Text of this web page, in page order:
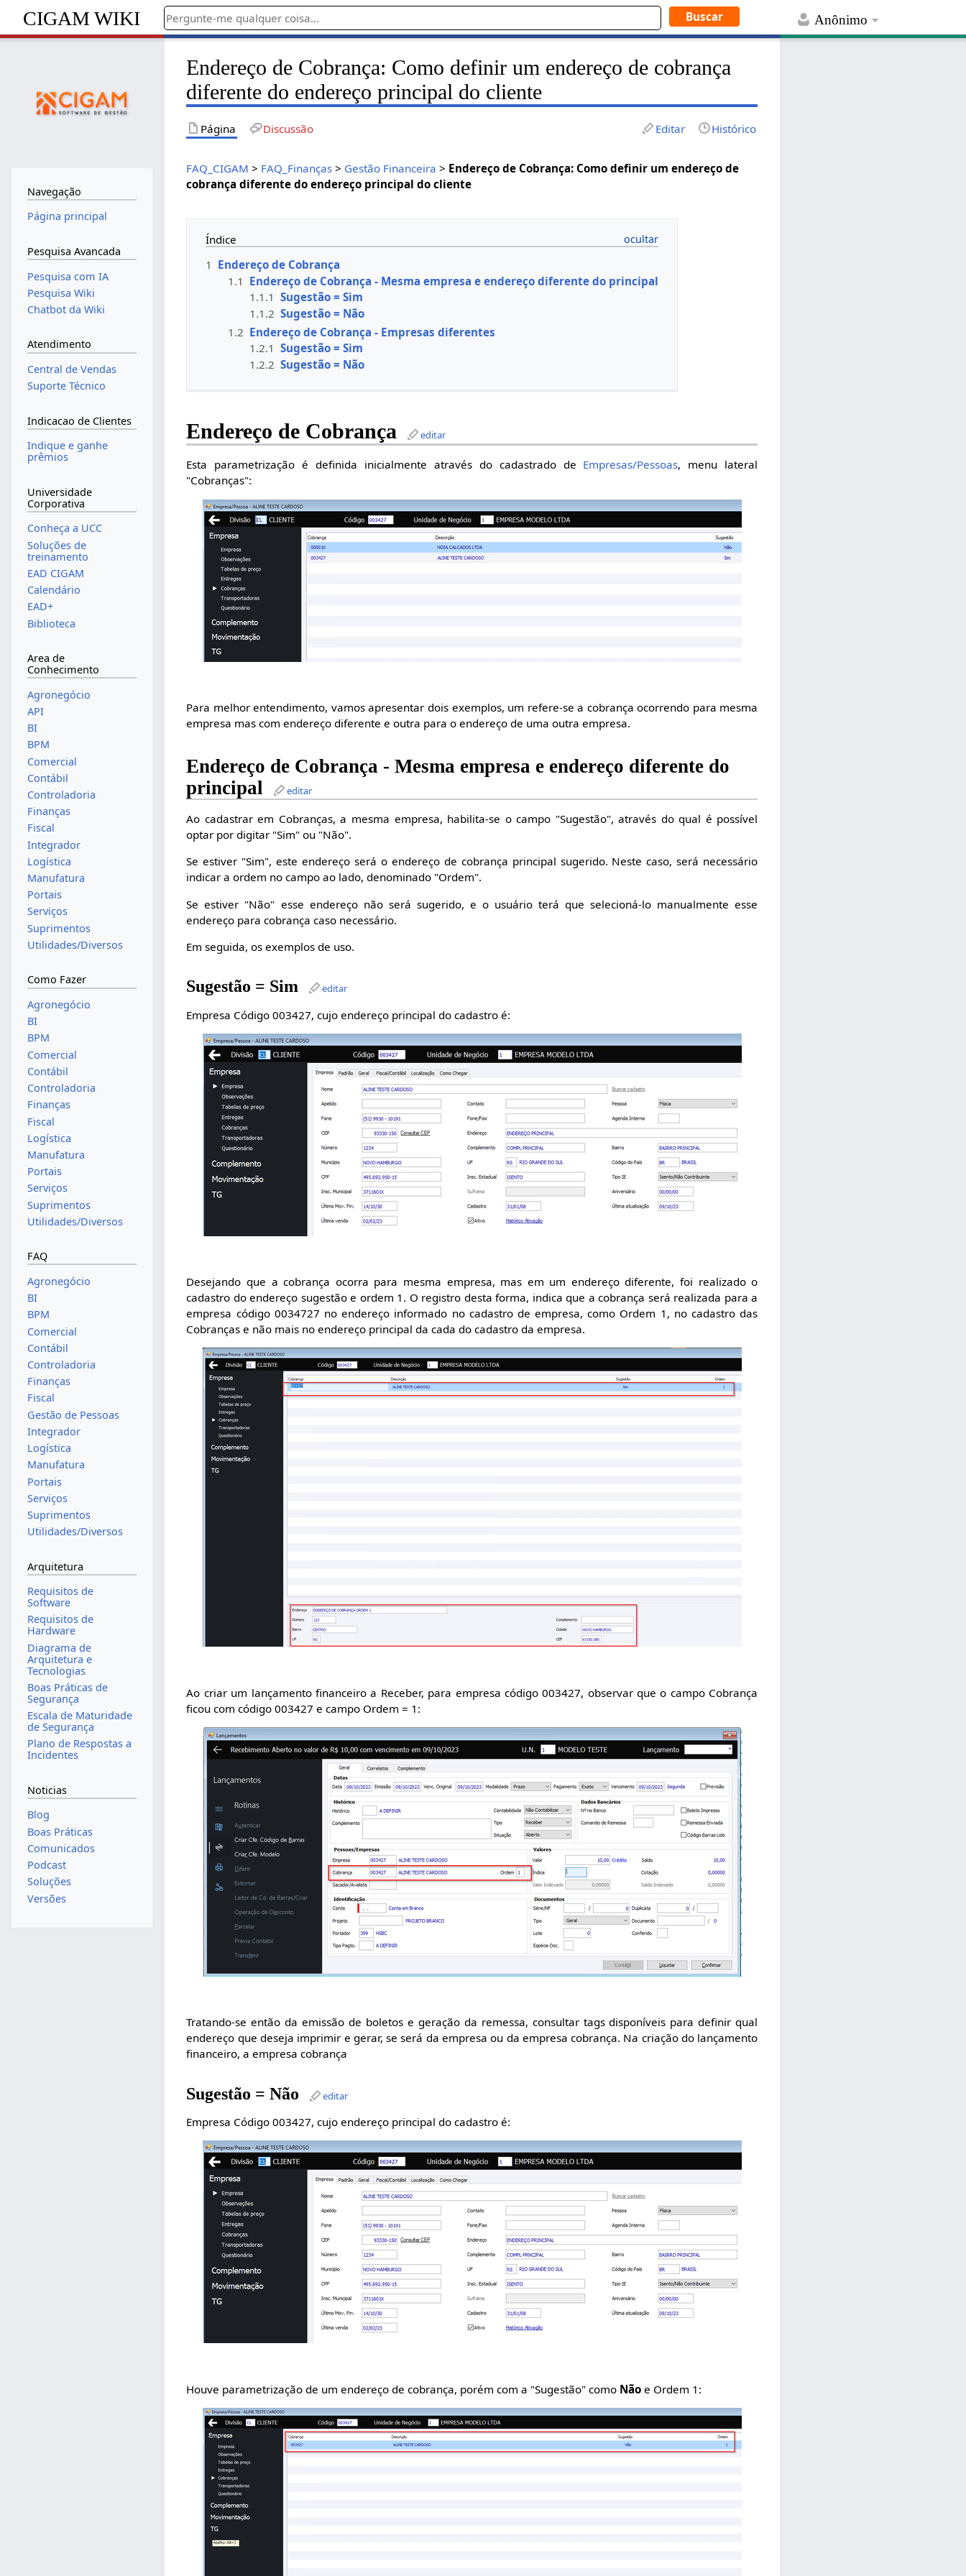
Anônimo
CIGAM WIKI
Endereço de Cobrança: Como definir um endereço de cobrança
diferente do endereço principal do cliente
Página Discussão Editar Histórico
FAQ_CIGAM > FAQ_Finanças > Gestão Financeira > Endereço de Cobrança: Como definir um endereço de
cobrança diferente do endereço principal do cliente
Índice
1 Endereço de Cobrança
1.1 Endereço de Cobrança - Mesma empresa e endereço diferente do principal
1.1.1 Sugestão = Sim
1.1.2 Sugestão = Não
1.2 Endereço de Cobrança - Empresas diferentes
1.2.1 Sugestão = Sim
1.2.2 Sugestão = Não
Endereço de Cobrança editar
Esta parametrização é definida inicialmente através do cadastrado de Empresas/Pessoas, menu lateral
"Cobranças":
Para melhor entendimento, vamos apresentar dois exemplos, um refere-se a cobrança ocorrendo para mesma
empresa mas com endereço diferente e outra para o endereço de uma outra empresa.
Endereço de Cobrança - Mesma empresa e endereço diferente do
principal
editar
Ao cadastrar em Cobranças, a mesma empresa, habilita-se o campo "Sugestão", através do qual é possível
optar por digitar "Sim" ou "Não".
Se estiver "Sim", este endereço será o endereço de cobrança principal sugerido. Neste caso, será necessário
indicar a ordem no campo ao lado, denominado "Ordem".
Se estiver "Não" esse endereço não será sugerido, e o usuário terá que selecioná-lo manualmente esse
endereço para cobrança caso necessário.
Em seguida, os exemplos de uso.
Sugestão = Sim editar
Empresa Código 003427, cujo endereço principal do cadastro é:
Desejando que a cobrança ocorra para mesma empresa, mas em um endereço diferente, foi realizado o
cadastro do endereço sugestão e ordem 1. O registro desta forma, indica que a cobrança será realizada para a
empresa código 0034727 no endereço informado no cadastro de empresa, como Ordem 1, no cadastro das
Cobranças e não mais no endereço principal da cada do cadastro da empresa.
Ao criar um lançamento financeiro a Receber, para empresa código 003427, observar que o campo Cobrança
ficou com código 003427 e campo Ordem = 1:
Tratando-se então da emissão de boletos e geração da remessa, consultar tags disponíveis para definir qual
endereço que deseja imprimir e gerar, se será da empresa ou da empresa cobrança. Na criação do lançamento
financeiro, a empresa cobrança
Sugestão = Não editar
Empresa Código 003427, cujo endereço principal do cadastro é:
Houve parametrização de um endereço de cobrança, porém com a "Sugestão" como Não e Ordem 1:
Navegação
Página principal
Pesquisa Avancada
Pesquisa com IA
Pesquisa Wiki
Chatbot da Wiki
Atendimento
Central de Vendas
Suporte Técnico
Indicacao de Clientes
Indique e ganhe
prêmios
Universidade
Corporativa
Conheça a UCC
Soluções de
treinamento
EAD CIGAM
Calendário
EAD+
Biblioteca
Area de
Conhecimento
Agronegócio
API
BI
BPM
Comercial
Contábil
Controladoria
Finanças
Fiscal
Integrador
Logística
Manufatura
Portais
Serviços
Suprimentos
Utilidades/Diversos
Como Fazer
Agronegócio
BI
BPM
Comercial
Contábil
Controladoria
Finanças
Fiscal
Logística
Manufatura
Portais
Serviços
Suprimentos
Utilidades/Diversos
FAQ
Agronegócio
BI
BPM
Comercial
Contábil
Controladoria
Finanças
Fiscal
Gestão de Pessoas
Integrador
Logística
Manufatura
Portais
Serviços
Suprimentos
Utilidades/Diversos
Arquitetura
Requisitos de
Software
Requisitos de
Hardware
Diagrama de
Arquitetura e
Tecnologias
Boas Práticas de
Segurança
Escala de Maturidade
de Segurança
Plano de Respostas a
Incidentes
Noticias
Blog
Boas Práticas
Comunicados
Podcast
Soluções
Versões